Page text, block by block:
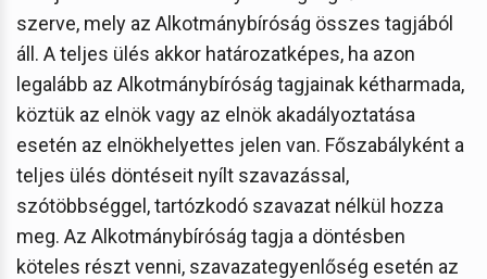
szerve, mely az Alkotmánybíróság összes tagjából
áll. A teljes ülés akkor határozatképes, ha azon
legalább az Alkotmánybíróság tagjainak kétharmada,
köztük az elnök vagy az elnök akadályoztatása
esetén az elnökhelyettes jelen van. Főszabályként a
teljes ülés döntéseit nyílt szavazással,
szótöbbséggel, tartózkodó szavazat nélkül hozza
meg. Az Alkotmánybíróság tagja a döntésben
köteles részt venni, szavazategyenlőség esetén az